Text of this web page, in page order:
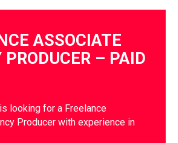
ASSOCIATE
PRODUCER – PAID
looking for a Freelance
Producer with experience in